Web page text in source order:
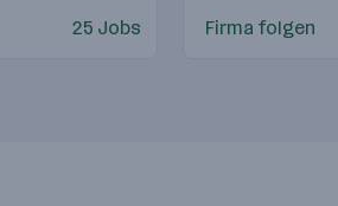
25 Jobs Firma folgen